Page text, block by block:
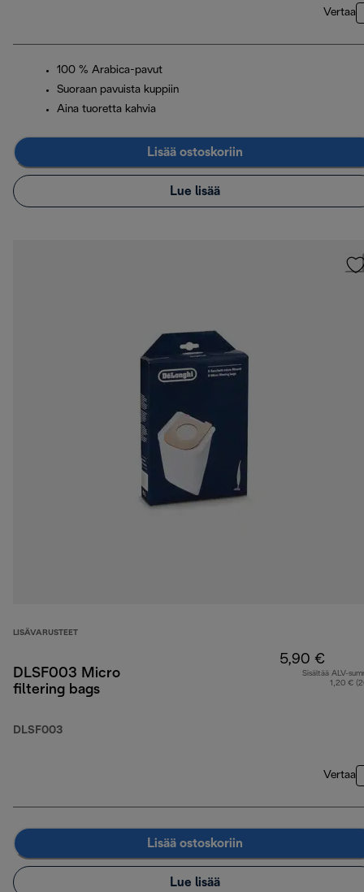
Vertaa
100 % Arabica-pavut
Suoraan pavuista kuppiin
Aina tuoretta kahvia
Lisää ostoskoriin
Lue lisää
LISÄVARUSTEET
DLSF003 Micro
filtering bags
DLSF003
5,90 €
Sisältää ALV-
1,20 €
Vertaa
Lisää ostoskoriin
Lue lisää